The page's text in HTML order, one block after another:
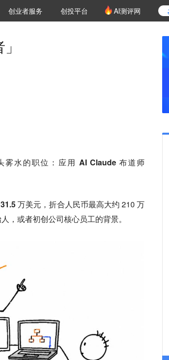
创投氪堂
创业者服务 创投平台 AI测评网
水的职位： 应用 AI Claude 布道师
万美元 ，折合人民币最高大约 210 万
，或者初创公司核心员工的背景。